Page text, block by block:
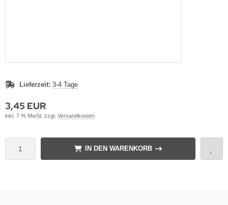
Lieferzeit: 3-4 Tage
3,45 EUR
inkl. 7 % MwSt. zzgl. Versandkosten
IN DEN WARENKORB